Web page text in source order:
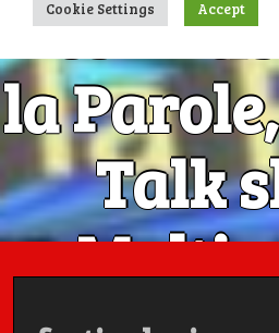
Les
la
Talk
Cookie Settings Accept